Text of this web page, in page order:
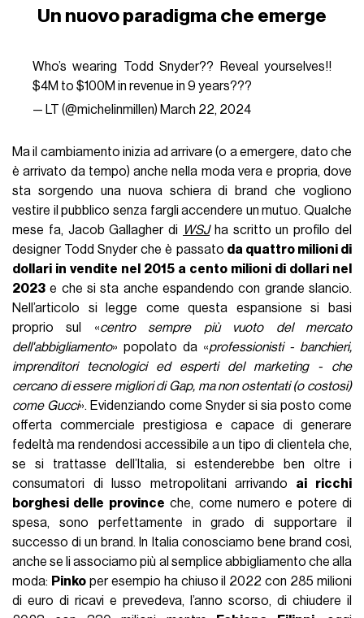
Un nuovo paradigma che emerge
Who’s wearing Todd Snyder?? Reveal yourselves!!
$4M to $100M in revenue in 9 years???
— LT (@michelinmillen) March 22, 2024
Ma il cambiamento inizia ad arrivare (o a emergere, dato che
è arrivato da tempo) anche nella moda vera e propria, dove
sta sorgendo una nuova schiera di brand che vogliono
vestire il pubblico senza fargli accendere un mutuo. Qualche
mese fa, Jacob Gallagher di
WSJ ha scritto un profilo del
designer Todd Snyder che è passato da quattro milioni di
dollari in vendite nel 2015 a cento milioni di dollari nel
2023 e che si sta anche espandendo con grande slancio.
Nell’articolo si legge come questa espansione si basi
proprio sul «centro sempre più vuoto del mercato
dell'abbigliamento» popolato da «professionisti - banchieri,
imprenditori tecnologici ed esperti del marketing - che
cercano di essere migliori di Gap, ma non ostentati (o costosi)
come Gucci». Evidenziando come Snyder si sia posto come
offerta commerciale prestigiosa e capace di generare
fedeltà ma rendendosi accessibile a un tipo di clientela che,
se si trattasse dell’Italia, si estenderebbe ben oltre i
consumatori di lusso metropolitani arrivando ai ricchi
borghesi delle province che, come numero e potere di
spesa, sono perfettamente in grado di supportare il
successo di un brand. In Italia conosciamo bene brand così,
anche se li associamo più al semplice abbigliamento che alla
moda: Pinkoper esempio ha chiuso il 2022 con 285 milioni
di euro di ricavi e prevedeva, l’anno scorso, di chiudere il